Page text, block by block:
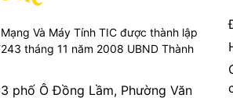
Và Máy Tính TIC được thành lập
tháng 11 năm 2008 UBND Thành
phố Ô Đồng Lầm, Phường Văn